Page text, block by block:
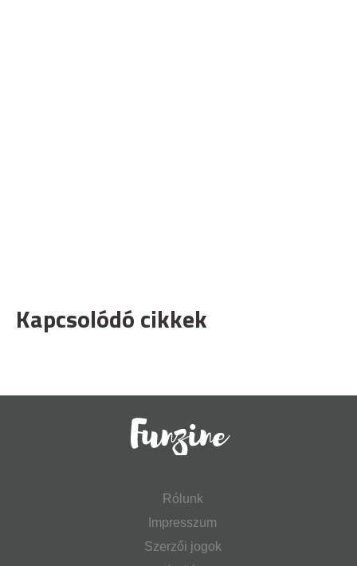
Kapcsolódó cikkek
Rólunk
Impresszum
Szerzői jogok